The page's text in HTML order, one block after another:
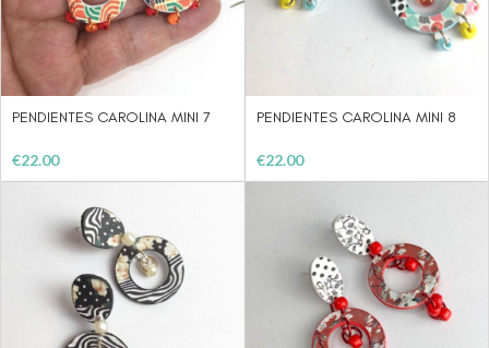
PENDIENTES CAROLINA MINI 7
€22.00
PENDIENTES CAROLINA MINI 8
€22.00